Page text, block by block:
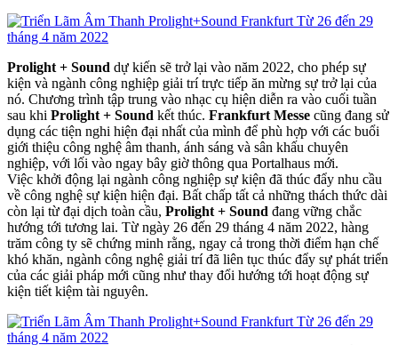
Prolight + Sound dự kiến sẽ trở lại vào năm 2022, cho phép sự
kiện và ngành công nghiệp giải trí trực tiếp ăn mừng sự trở lại của
nó. Chương trình tập trung vào nhạc cụ hiện diễn ra vào cuối tuần
sau khi Prolight + Sound kết thúc. Frankfurt Messe cũng đang sử
dụng các tiện nghi hiện đại nhất của mình để phù hợp với các buổi
giới thiệu công nghệ âm thanh, ánh sáng và sân khấu chuyên
nghiệp, với lối vào ngay bây giờ thông qua Portalhaus mới.
Việc khởi động lại ngành công nghiệp sự kiện đã thúc đẩy nhu cầu
về công nghệ sự kiện hiện đại. Bất chấp tất cả những thách thức dài
còn lại từ đại dịch toàn cầu, Prolight + Sound đang vững chắc
hướng tới tương lai. Từ ngày 26 đến 29 tháng 4 năm 2022, hàng
trăm công ty sẽ chứng minh rằng, ngay cả trong thời điểm hạn chế
khó khăn, ngành công nghệ giải trí đã liên tục thúc đẩy sự phát triển
của các giải pháp mới cũng như thay đổi hướng tới hoạt động sự
kiện tiết kiệm tài nguyên.